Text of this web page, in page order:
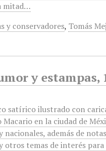
mitad…
y conservadores, Tomás
y estampas,
satírico ilustrado con
Macario en la ciudad de
nacionales, además de
otros temas de interés